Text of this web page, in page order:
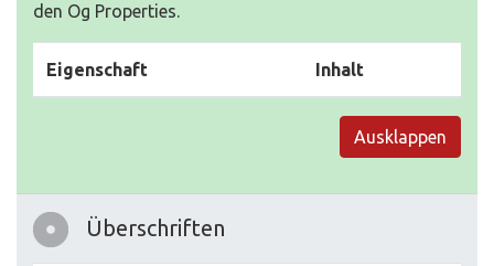
den Og Properties.
Eigenschaft Inhalt
Ausklappen
Überschriften